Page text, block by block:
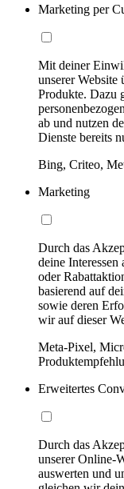
Marketing per
Mit deiner
unserer Website
Produkte. Dazu
ab und nutzen
Dienste bereits
Bing, Criteo,
Marketing
Durch das
deine Interessen
oder
basierend auf
sowie deren
wir auf dieser
Meta-Pixel,
Erweitertes
Durch das
unserer Online-
auswerten und